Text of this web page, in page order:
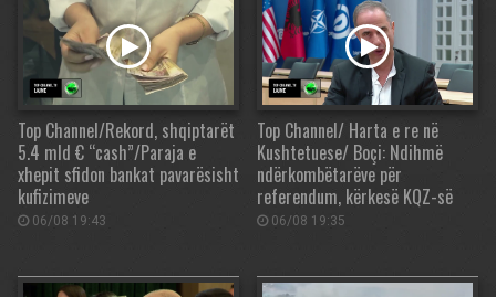
Top Channel/Rekord, shqiptarët
5.4 mld € “cash”/Paraja e
xhepit sfidon bankat pavarësisht
kufizimeve
06/08 19:43
Top Channel/ Harta e re në
Kushtetuese/ Boçi: Ndihmë
ndërkombëtarëve për
referendum, kërkesë KQZ-së
06/08 19:35